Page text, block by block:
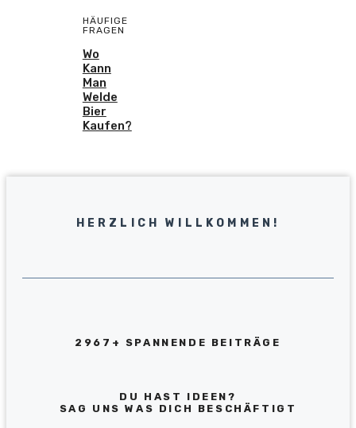
HÄUFIGE
FRAGEN
Wo
Kann
Man
Welde
Bier
Kaufen?
HERZLICH WILLKOMMEN!
2967+ SPANNENDE BEITRÄGE
DU HAST IDEEN?
SAG UNS WAS DICH BESCHÄFTIGT